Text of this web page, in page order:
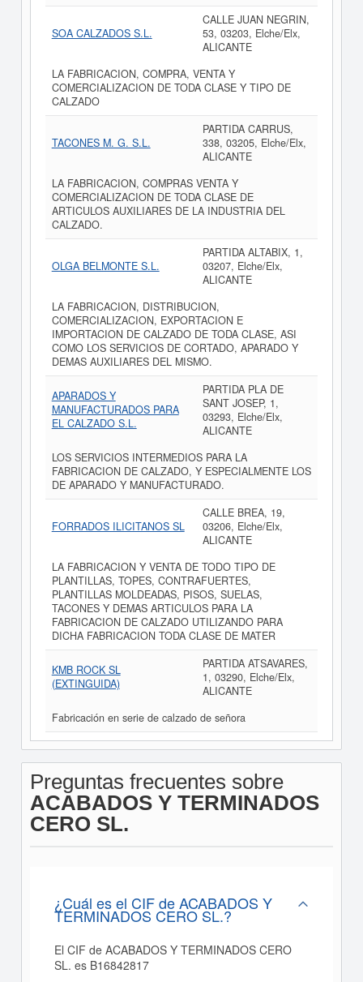
SOA CALZADOS S.L.
CALLE JUAN NEGRIN,
53, 03203, Elche/Elx,
ALICANTE
LA FABRICACION, COMPRA, VENTA Y
COMERCIALIZACION DE TODA CLASE Y TIPO DE
CALZADO
TACONES M. G. S.L.
PARTIDA CARRUS,
338, 03205, Elche/Elx,
ALICANTE
LA FABRICACION, COMPRAS VENTA Y
COMERCIALIZACION DE TODA CLASE DE
ARTICULOS AUXILIARES DE LA INDUSTRIA DEL
CALZADO.
OLGA BELMONTE S.L.
PARTIDA ALTABIX, 1,
03207, Elche/Elx,
ALICANTE
LA FABRICACION, DISTRIBUCION,
COMERCIALIZACION, EXPORTACION E
IMPORTACION DE CALZADO DE TODA CLASE, ASI
COMO LOS SERVICIOS DE CORTADO, APARADO Y
DEMAS AUXILIARES DEL MISMO.
APARADOS Y
MANUFACTURADOS PARA
EL CALZADO S.L.
PARTIDA PLA DE
SANT JOSEP, 1,
03293, Elche/Elx,
ALICANTE
LOS SERVICIOS INTERMEDIOS PARA LA
FABRICACION DE CALZADO, Y ESPECIALMENTE LOS
DE APARADO Y MANUFACTURADO.
FORRADOS ILICITANOS SL
CALLE BREA, 19,
03206, Elche/Elx,
ALICANTE
LA FABRICACION Y VENTA DE TODO TIPO DE
PLANTILLAS, TOPES, CONTRAFUERTES,
PLANTILLAS MOLDEADAS, PISOS, SUELAS,
TACONES Y DEMAS ARTICULOS PARA LA
FABRICACION DE CALZADO UTILIZANDO PARA
DICHA FABRICACION TODA CLASE DE MATER
KMB ROCK SL
(EXTINGUIDA)
PARTIDA ATSAVARES,
1, 03290, Elche/Elx,
ALICANTE
Fabricación en serie de calzado de señora
Preguntas frecuentes sobre
ACABADOS Y TERMINADOS
CERO SL.
¿Cuál es el CIF de ACABADOS Y
TERMINADOS CERO SL.?
El CIF de ACABADOS Y TERMINADOS CERO
SL. es B16842817